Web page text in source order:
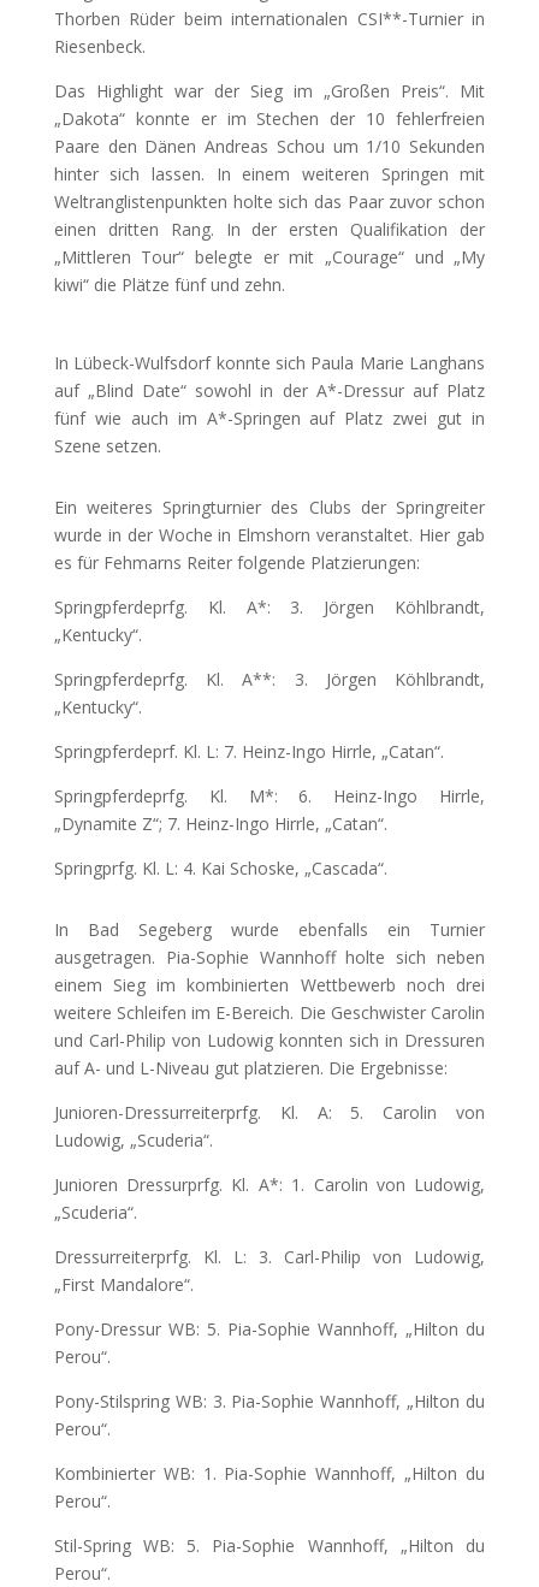
Thorben Rüder beim internationalen CSI**-Turnier in
Riesenbeck.
Das Highlight war der Sieg im „Großen Preis“. Mit
„Dakota“ konnte er im Stechen der 10 fehlerfreien
Paare den Dänen Andreas Schou um 1/10 Sekunden
hinter sich lassen. In einem weiteren Springen mit
Weltranglistenpunkten holte sich das Paar zuvor schon
einen dritten Rang. In der ersten Qualifikation der
„Mittleren Tour“ belegte er mit „Courage“ und „My
kiwi“ die Plätze fünf und zehn.
In Lübeck-Wulfsdorf konnte sich Paula Marie Langhans
auf „Blind Date“ sowohl in der A*-Dressur auf Platz
fünf wie auch im A*-Springen auf Platz zwei gut in
Szene setzen.
Ein weiteres Springturnier des Clubs der Springreiter
wurde in der Woche in Elmshorn veranstaltet. Hier gab
es für Fehmarns Reiter folgende Platzierungen:
Springpferdeprfg. Kl. A*: 3. Jörgen Köhlbrandt,
„Kentucky“.
Springpferdeprfg. Kl. A**: 3. Jörgen Köhlbrandt,
„Kentucky“.
Springpferdeprf. Kl. L: 7. Heinz-Ingo Hirrle, „Catan“.
Springpferdeprfg. Kl. M*: 6. Heinz-Ingo Hirrle,
„Dynamite Z“; 7. Heinz-Ingo Hirrle, „Catan“.
Springprfg. Kl. L: 4. Kai Schoske, „Cascada“.
In Bad Segeberg wurde ebenfalls ein Turnier
ausgetragen. Pia-Sophie Wannhoff holte sich neben
einem Sieg im kombinierten Wettbewerb noch drei
weitere Schleifen im E-Bereich. Die Geschwister Carolin
und Carl-Philip von Ludowig konnten sich in Dressuren
auf A- und L-Niveau gut platzieren. Die Ergebnisse:
Junioren-Dressurreiterprfg. Kl. A: 5. Carolin von
Ludowig, „Scuderia“.
Junioren Dressurprfg. Kl. A*: 1. Carolin von Ludowig,
„Scuderia“.
Dressurreiterprfg. Kl. L: 3. Carl-Philip von Ludowig,
„First Mandalore“.
Pony-Dressur WB: 5. Pia-Sophie Wannhoff, „Hilton du
Perou“.
Pony-Stilspring WB: 3. Pia-Sophie Wannhoff, „Hilton du
Perou“.
Kombinierter WB: 1. Pia-Sophie Wannhoff, „Hilton du
Perou“.
Stil-Spring WB: 5. Pia-Sophie Wannhoff, „Hilton du
Perou“.